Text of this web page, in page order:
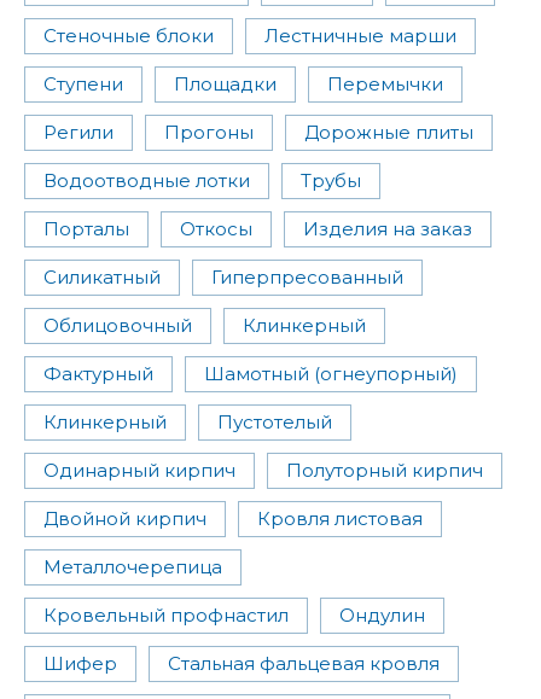
Стеночные блоки Лестничные марши
Ступени Площадки Перемычки
Регили Прогоны Дорожные плиты
Водоотводные лотки Трубы
Порталы Откосы Изделия на заказ
Силикатный Гиперпресованный
Облицовочный Клинкерный
Фактурный Шамотный (огнеупорный)
Клинкерный Пустотелый
Одинарный кирпич Полуторный кирпич
Двойной кирпич Кровля листовая
Металлочерепица
Кровельный профнастил Ондулин
Шифер Стальная фальцевая кровля